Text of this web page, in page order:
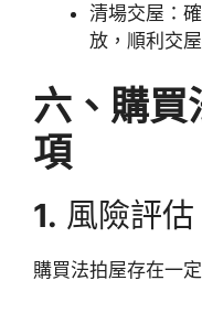
清場交屋：
放，順利交屋
六、購買
項
1. 風險評估
購買法拍屋存在一